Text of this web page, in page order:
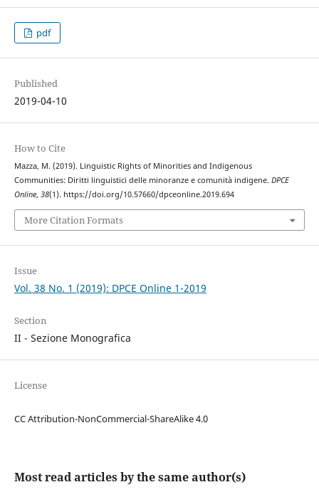
pdf
Published
2019-04-10
How to Cite
Mazza, M. (2019). Linguistic Rights of Minorities and Indigenous
Communities: Diritti linguistici delle minoranze e comunità indigene. DPCE
Online, 38(1). https://doi.org/10.57660/dpceonline.2019.694
More Citation Formats
Issue
Vol. 38 No. 1 (2019): DPCE Online 1-2019
Section
II - Sezione Monografica
License
CC Attribution-NonCommercial-ShareAlike 4.0
Most read articles by the same author(s)